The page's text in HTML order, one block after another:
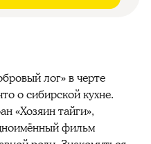
лог» в черте
о сибирской кухне.
«Хозяин тайги»,
фильм